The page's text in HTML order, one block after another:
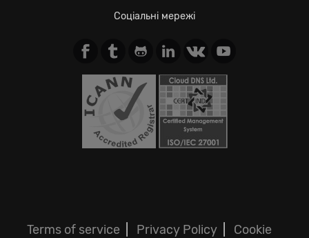
Соціальні мережі
Terms of service Privacy Policy
Cookie